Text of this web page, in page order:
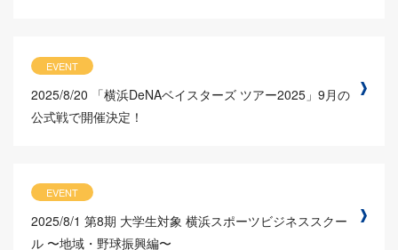
EVENT
2025/8/20
「横浜DeNAベイスターズ ツアー2025」9月の
公式戦で開催決定！
EVENT
2025/8/1 第8期 大学生対象 横浜スポーツビジネススクー
ル 〜地域・野球振興編〜